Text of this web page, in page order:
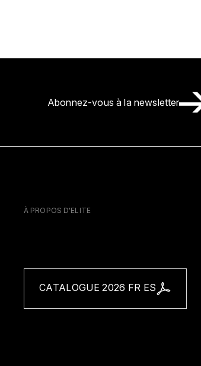
Abonnez-vous à la newsletter
À PROPOS D'ELITE
CATALOGUE 2026 FR ES